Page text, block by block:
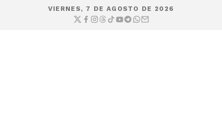
VIERNES, 7 DE AGOSTO DE 2026